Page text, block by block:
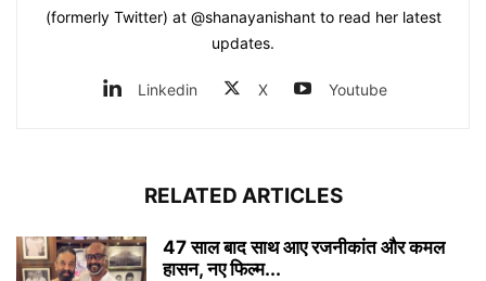
(formerly Twitter) at @shanayanishant to read her latest
updates.
Linkedin X Youtube
RELATED ARTICLES
47 साल बाद साथ आए रजनीकांत और कमल
हासन, नए फिल्म...